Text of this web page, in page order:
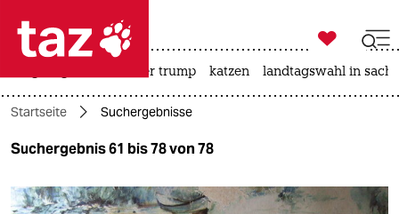
 taz zahl ich
taz zahl ich
themen
politik

taz zahl ich
usa unter trump katzen landtagswahl in
Startseite Suchergebnisse
Suchergebnis 61 bis 78 von 78